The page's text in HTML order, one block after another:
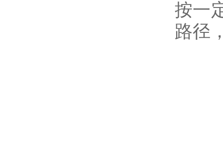
按一
路径